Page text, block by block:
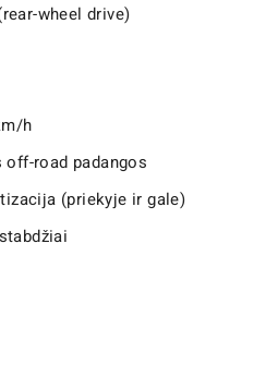
wheel drive)
h
off-road padangos
(priekyje ir gale)